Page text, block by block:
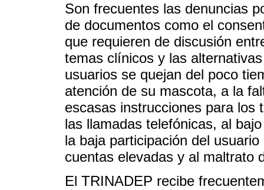
Son frecuentes las denuncias
de documentos como el
que requieren de discusión
temas clínicos y las
usuarios se quejan del poco
atención de su mascota, a la
escasas instrucciones para los
las llamadas telefónicas, al
la baja participación del
cuentas elevadas y al maltrato
El TRINADEP recibe